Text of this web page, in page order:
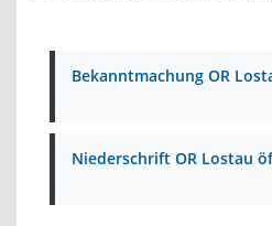
Bekanntmachung OR
Niederschrift OR Lostau